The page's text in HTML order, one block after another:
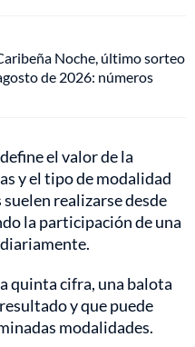
Noche, último sorteo
de 2026: números
el valor de la
y el tipo de modalidad
suelen realizarse desde
la participación de una
quinta cifra, una balota
y que puede
modalidades.